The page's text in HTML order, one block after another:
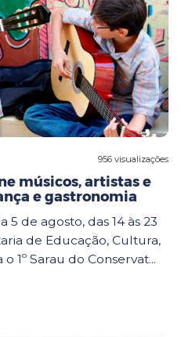
956 visualizações
músicos, artistas e
e gastronomia
5 de agosto, das 14 às 23
de Educação, Cultura,
1º Sarau do Conservat...